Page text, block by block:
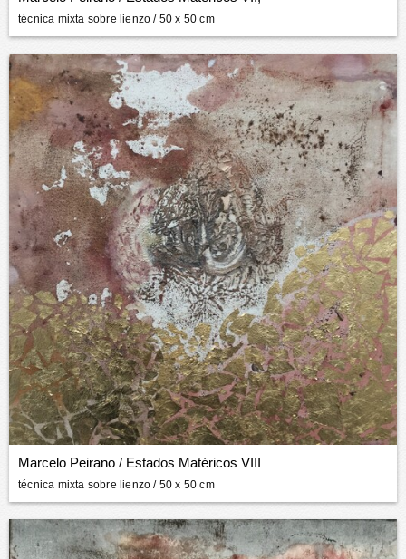
técnica mixta sobre lienzo / 50 x 50 cm
Marcelo Peirano / Estados Matéricos VIII
técnica mixta sobre lienzo / 50 x 50 cm